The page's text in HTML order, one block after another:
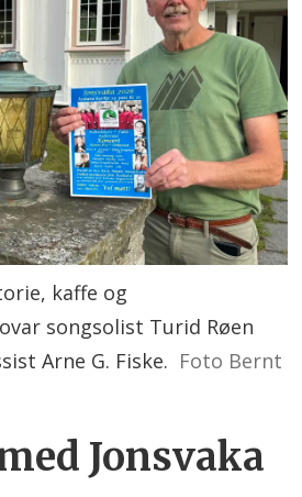
kaffe og
songsolist Turid Røen
Arne G. Fiske. Foto Bernt
Jonsvaka